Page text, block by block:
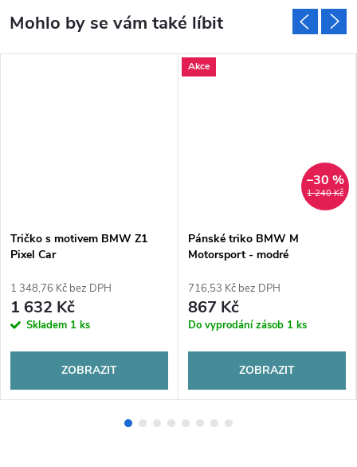
Tričko s motivem BMW Z1
Pixel Car
1 348,76 Kč bez DPH
1 632 Kč
Skladem 1 ks
ZOBRAZIT
Akce
1 240 Kč
–30 %
Pánské triko BMW M
Motorsport - modré
716,53 Kč bez DPH
867 Kč
Do vyprodání zásob 1 ks
ZOBRAZIT